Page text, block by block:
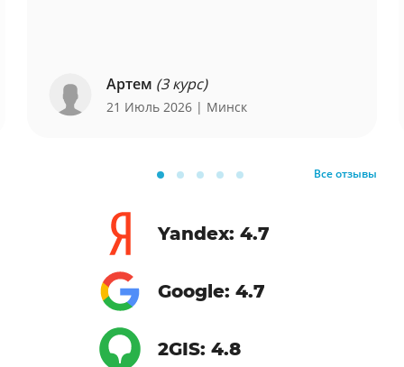
Артем (3 курс)
21 Июль 2026 | Минск
Все отзывы
Yandex: 4.7
Google: 4.7
2GIS: 4.8